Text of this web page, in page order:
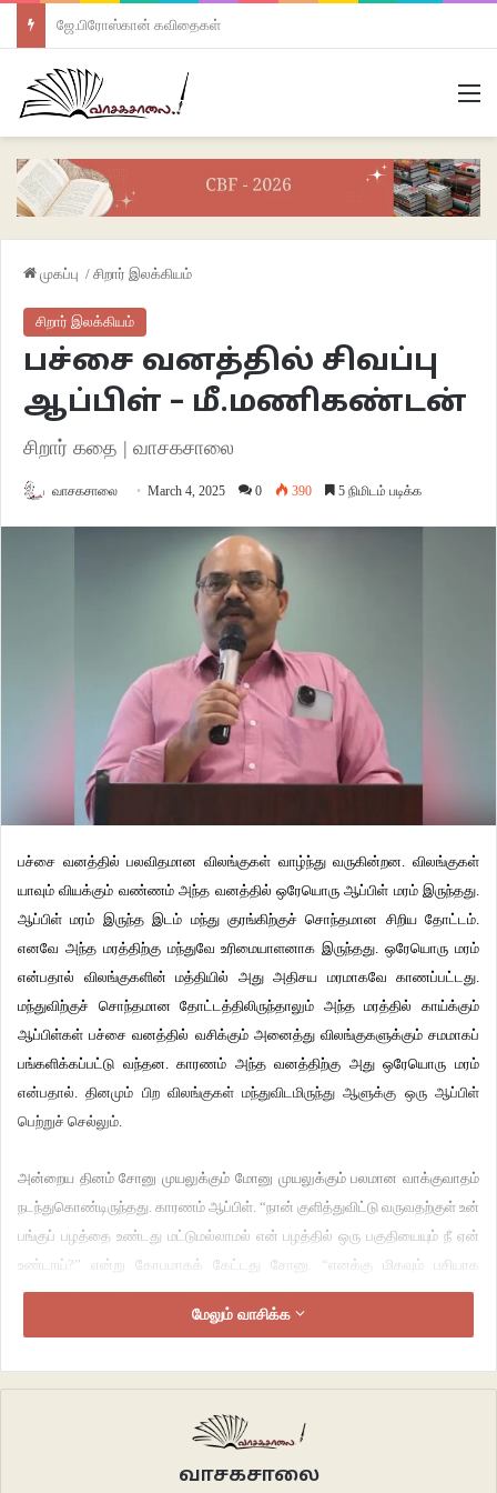
ஜே.பிரோஸ்கான் கவிதைகள்
முகப்பு / சிறார் இலக்கியம்
சிறார் இலக்கியம்
பச்சை வனத்தில் சிவப்பு
ஆப்பிள் – மீ.மணிகண்டன்
சிறார் கதை | வாசகசாலை
வாசகசாலை March 4, 2025 0 390 5 நிமிடம் படிக்க
பச்சை வனத்தில் பலவிதமான விலங்குகள் வாழ்ந்து வருகின்றன. விலங்குகள்
யாவும் வியக்கும் வண்ணம் அந்த வனத்தில் ஒரேயொரு ஆப்பிள் மரம் இருந்தது.
ஆப்பிள் மரம் இருந்த இடம் மந்து குரங்கிற்குச் சொந்தமான சிறிய தோட்டம்.
எனவே அந்த மரத்திற்கு மந்துவே உரிமையாளனாக இருந்தது. ஒரேயொரு மரம்
என்பதால் விலங்குகளின் மத்தியில் அது அதிசய மரமாகவே காணப்பட்டது.
மந்துவிற்குச் சொந்தமான தோட்டத்திலிருந்தாலும் அந்த மரத்தில் காய்க்கும்
ஆப்பிள்கள் பச்சை வனத்தில் வசிக்கும் அனைத்து விலங்குகளுக்கும் சமமாகப்
பங்களிக்கப்பட்டு வந்தன. காரணம் அந்த வனத்திற்கு அது ஒரேயொரு மரம்
என்பதால். தினமும் பிற விலங்குகள் மந்துவிடமிருந்து ஆளுக்கு ஒரு ஆப்பிள்
பெற்றுச் செல்லும்.
அன்றைய தினம் சோனு முயலுக்கும் மோனு முயலுக்கும் பலமான வாக்குவாதம்
நடந்துகொண்டிருந்தது. காரணம் ஆப்பிள். “நான் குளித்துவிட்டு வருவதற்குள் உன்
பங்குப் பழத்தை உண்டது மட்டுமல்லாமல் என் பழத்தில் ஒரு பகுதியையும் நீ ஏன்
உண்டாய்?” என்று கோபமாகக் கேட்டது சோனு. “எனக்கு மிகவும் பசியாக
இருந்தது” என்று மெதுவாக பதில் சொன்னது மோனு.
“வேண்டுமானால் நாளை நான் மந்துவிடமிருந்து வாங்கி வரும் பழத்தில் ஒரு
மேலும் வாசிக்க
வாசகசாலை